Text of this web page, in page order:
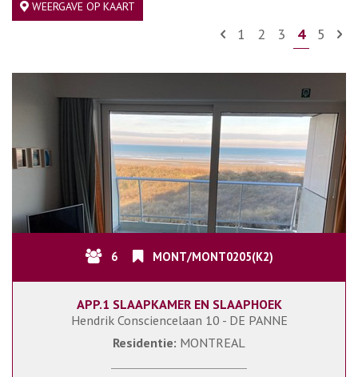
WEERGAVE OP KAART
1 2 3 4 5
6 MONT/MONT0205(K2)
APP.1 SLAAPKAMER EN SLAAPHOEK
Hendrik Consciencelaan 10 - DE PANNE
Residentie: MONTREAL